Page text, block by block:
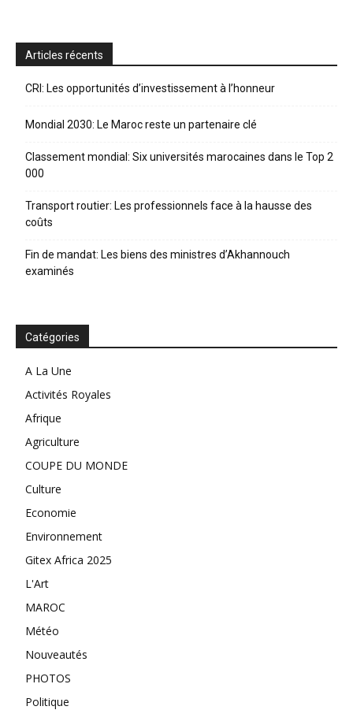
Articles récents
CRI: Les opportunités d’investissement à l’honneur
Mondial 2030: Le Maroc reste un partenaire clé
Classement mondial: Six universités marocaines dans le Top 2
000
Transport routier: Les professionnels face à la hausse des
coûts
Fin de mandat: Les biens des ministres d’Akhannouch
examinés
Catégories
A La Une
Activités Royales
Afrique
Agriculture
COUPE DU MONDE
Culture
Economie
Environnement
Gitex Africa 2025
L'Art
MAROC
Météo
Nouveautés
PHOTOS
Politique